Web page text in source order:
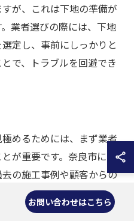
が、これは下地の準備が
業者選びの際には、下地
定し、事前にしっかりと
で、トラブルを回避でき
めるためには、まず業者
が重要です。奈良市には
の施工事例や顧客からの
高い業者を選びやすくな
確な説明がされるかどう
お問い合わせはこちら